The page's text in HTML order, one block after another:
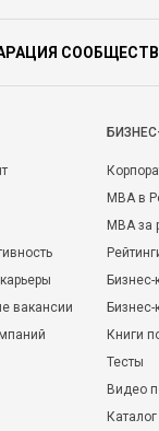
вакансии
MBA в
MBA
Бизнес-
Книги
Тесты
Видео